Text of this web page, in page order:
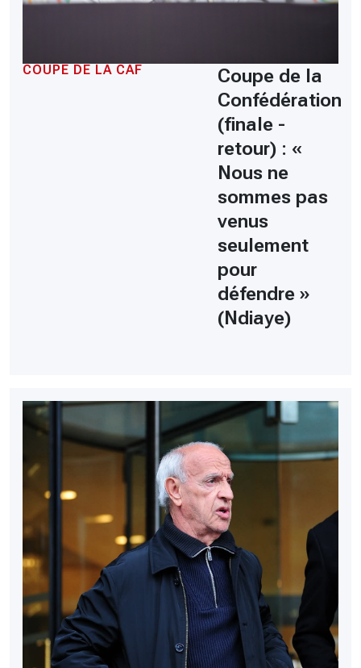
COUPE DE LA CAF
Coupe de la
Confédération
(finale -
retour) : «
Nous ne
sommes pas
venus
seulement
pour
défendre »
(Ndiaye)